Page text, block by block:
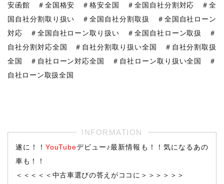
安函館 ＃全国格安 ＃格安全国 ＃全国自社分割対応 ＃全
国自社分割取り扱い ＃全国自社分割取扱 ＃全国自社ローン
対応 ＃全国自社ローン取り扱い ＃全国自社ローン取扱 ＃
自社分割対応全国 ＃自社分割取り扱い全国 ＃自社分割取扱
全国 ＃自社ローン対応全国 ＃自社ローン取り扱い全国 ＃
自社ローン取扱全国
遂に！！YouTubeデビュー♪最新情報も！！気になるあの
車も！！
＜＜＜＜＜中古車選びの答えがココに＞＞＞＞＞＞